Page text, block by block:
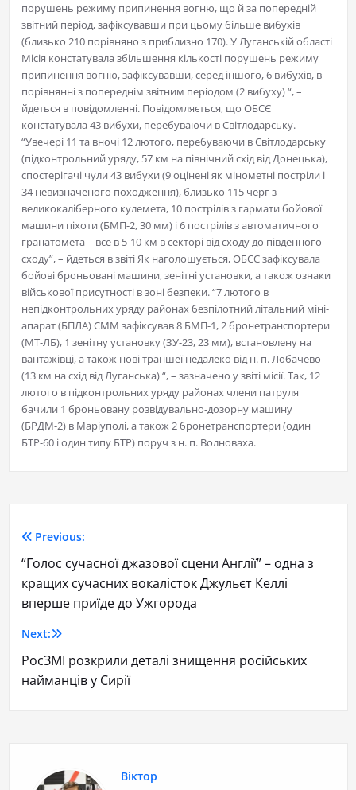
порушень режиму припинення вогню, що й за попередній
звітний період, зафіксувавши при цьому більше вибухів
(близько 210 порівняно з приблизно 170). У Луганській області
Місія констатувала збільшення кількості порушень режиму
припинення вогню, зафіксувавши, серед іншого, 6 вибухів, в
порівнянні з попереднім звітним періодом (2 вибуху) “, –
йдеться в повідомленні. Повідомляється, що ОБСЄ
констатувала 43 вибухи, перебуваючи в Світлодарську.
“Увечері 11 та вночі 12 лютого, перебуваючи в Світлодарську
(підконтрольний уряду, 57 км на північний схід від Донецька),
спостерігачі чули 43 вибухи (9 оцінені як мінометні постріли і
34 невизначеного походження), близько 115 черг з
великокаліберного кулемета, 10 пострілів з гармати бойової
машини піхоти (БМП-2, 30 мм) і 6 пострілів з автоматичного
гранатомета – все в 5-10 км в секторі від сходу до південного
сходу”, – йдеться в звіті Як наголошується, ОБСЄ зафіксувала
бойові броньовані машини, зенітні установки, а також ознаки
військової присутності в зоні безпеки. “7 лютого в
непідконтрольних уряду районах безпілотний літальний міні-
апарат (БПЛА) СММ зафіксував 8 БМП-1, 2 бронетранспортери
(МТ-ЛБ), 1 зенітну установку (ЗУ-23, 23 мм), встановлену на
вантажівці, а також нові траншеї недалеко від н. п. Лобачево
(13 км на схід від Луганська) “, – зазначено у звіті місії. Так, 12
лютого в підконтрольних уряду районах члени патруля
бачили 1 броньовану розвідувально-дозорну машину
(БРДМ-2) в Маріуполі, а також 2 бронетранспортери (один
БТР-60 і один типу БТР) поруч з н. п. Волноваха.
Previous:
“Голос сучасної джазової сцени Англії” – одна з
кращих сучасних вокалісток Джульєт Келлі
вперше приїде до Ужгорода
Next:
РосЗМІ розкрили деталі знищення російських
найманців у Сирії
Віктор